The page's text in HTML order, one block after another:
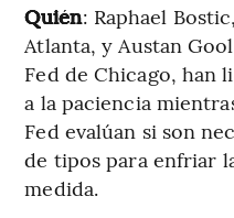
Quién: Raphael
Atlanta, y Austan
Fed de Chicago, han
a la paciencia
Fed evalúan si son
de tipos para enfriar
medida.